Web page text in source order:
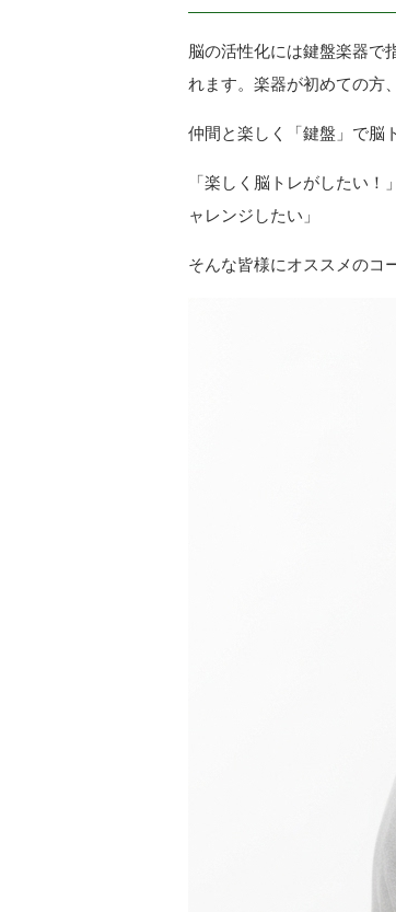
脳の活性化には鍵盤楽器で
れます。楽器が初めての方
仲間と楽しく「鍵盤」で脳
「楽しく脳トレがしたい
ャレンジしたい」
そんな皆様にオススメのコ